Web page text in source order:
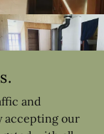
and
accepting our